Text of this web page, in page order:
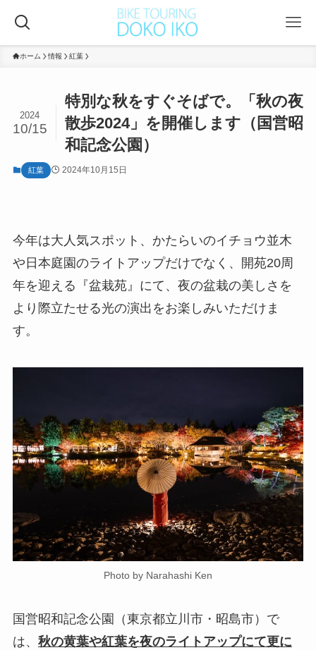
ホーム 情報 紅葉
特別な秋をすぐそばで。「秋の夜
散歩2024」を開催します（国営昭
和記念公園）
2024
10/15
紅葉 2024年10月15日
今年は大人気スポット、かたらいのイチョウ並木
や日本庭園のライトアップだけでなく、開苑20周
年を迎える『盆栽苑』にて、夜の盆栽の美しさを
より際立たせる光の演出をお楽しみいただけま
す。
Photo by Narahashi Ken
国営昭和記念公園（東京都立川市・昭島市）で
は、 秋の黄葉や紅葉を夜のライトアップにて更に